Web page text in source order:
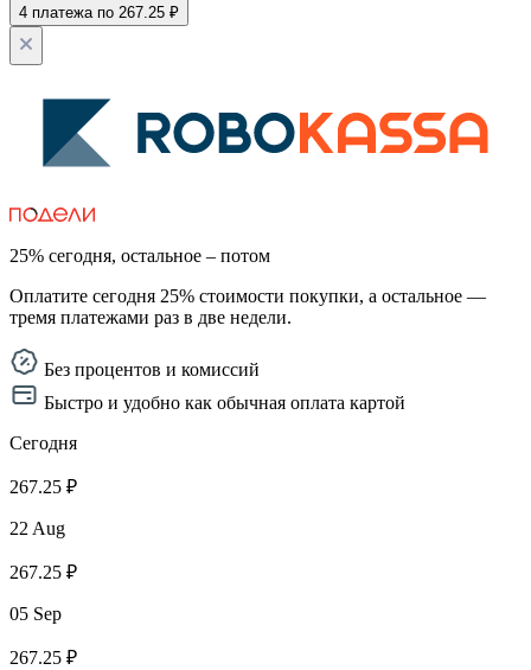
4 платежа по 267.25 ₽
25% сегодня, остальное – потом
Оплатите сегодня 25% стоимости покупки, а остальное —
тремя платежами раз в две недели.
Без процентов и комиссий
Быстро и удобно как обычная оплата картой
Сегодня
267.25 ₽
22 Aug
267.25 ₽
05 Sep
267.25 ₽